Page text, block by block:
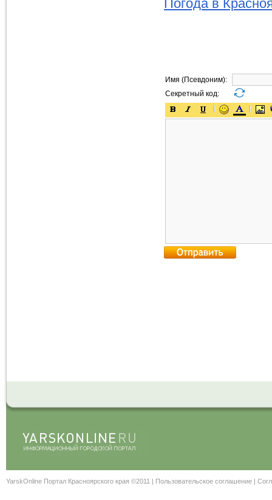
Погода в
Имя (Псевдоним):
Секретный код:
YarskOnline Портал Красноярского края ©2011 | Пользовательское соглашение |